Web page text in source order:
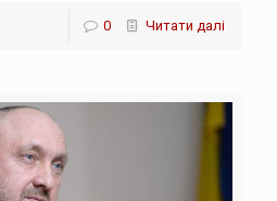
0 Читати далі